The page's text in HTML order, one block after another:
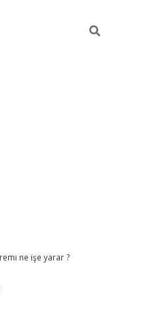
ne işe yarar ?